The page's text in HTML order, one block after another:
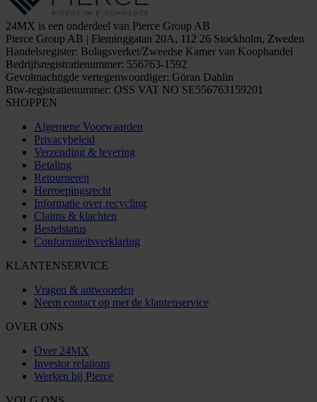
24MX is een onderdeel van Pierce Group AB
Pierce Group AB | Fleminggatan 20A, 112 26 Stockholm, Zweden
Handelsregister: Bolagsverket/Zweedse Kamer van Koophandel
Bedrijfsregistratienummer: 556763-1592
Gevolmachtigde vertegenwoordiger: Göran Dahlin
Btw-registratienummer: OSS VAT NO SE556763159201
SHOPPEN
Algemene Voorwaarden
Privacybeleid
Verzending & levering
Betaling
Retourneren
Herroepingsrecht
Informatie over recycling
Claims & klachten
Bestelstatus
Conformiteitsverklaring
KLANTENSERVICE
Vragen & antwoorden
Neem contact op met de klantenservice
OVER ONS
Over 24MX
Investor relations
Werken bij Pierce